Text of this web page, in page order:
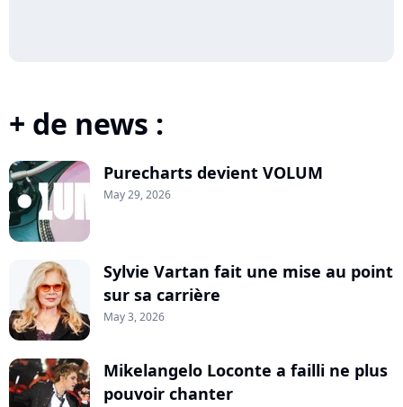
+ de news :
Purecharts devient VOLUM
May 29, 2026
Sylvie Vartan fait une mise au point
sur sa carrière
May 3, 2026
Mikelangelo Loconte a failli ne plus
pouvoir chanter